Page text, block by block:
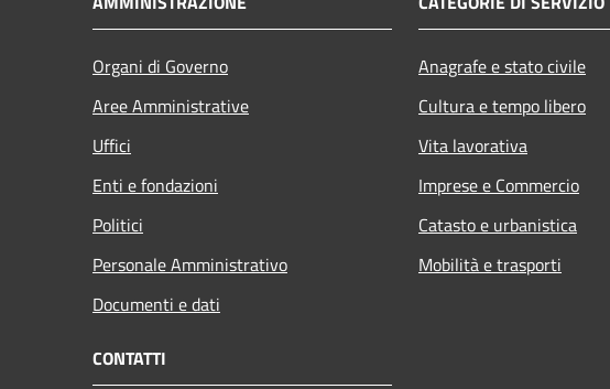
Organi di Governo
Aree Amministrative
Uffici
Enti e fondazioni
Politici
Personale Amministrativo
Documenti e dati
Anagrafe e stato civile
Cultura e tempo libero
Vita lavorativa
Imprese e Commercio
Catasto e urbanistica
Mobilità e trasporti
CONTATTI